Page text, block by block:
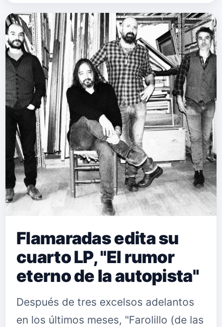
Flamaradas edita su
cuarto LP, "El rumor
eterno de la autopista"
Después de tres excelsos adelantos
en los últimos meses, "Farolillo (de las